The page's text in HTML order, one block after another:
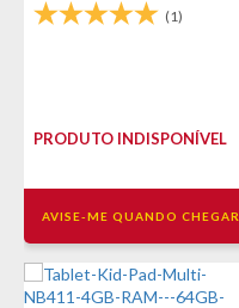
(1)
PRODUTO INDISPONÍVEL
AVISE-ME QUANDO CHEGAR